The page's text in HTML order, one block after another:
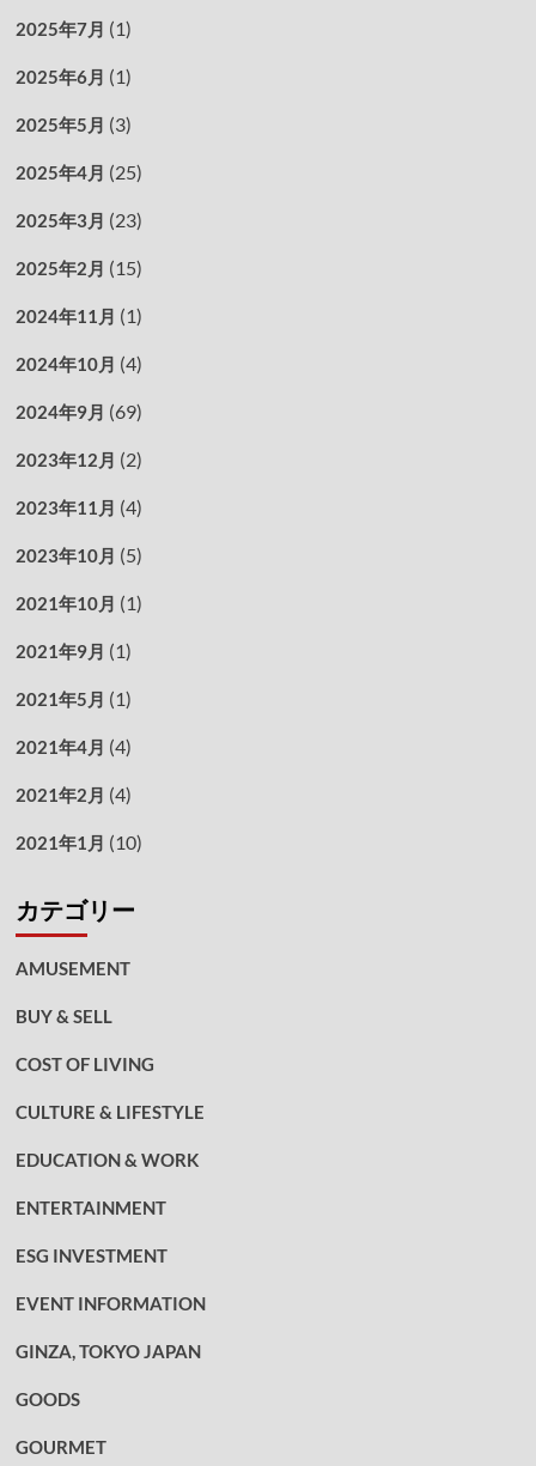
2025年7月 (1)
2025年6月 (1)
2025年5月 (3)
2025年4月 (25)
2025年3月 (23)
2025年2月 (15)
2024年11月 (1)
2024年10月 (4)
2024年9月 (69)
2023年12月 (2)
2023年11月 (4)
2023年10月 (5)
2021年10月 (1)
2021年9月 (1)
2021年5月 (1)
2021年4月 (4)
2021年2月 (4)
2021年1月 (10)
カテゴリー
AMUSEMENT
BUY & SELL
COST OF LIVING
CULTURE & LIFESTYLE
EDUCATION & WORK
ENTERTAINMENT
ESG INVESTMENT
EVENT INFORMATION
GINZA, TOKYO JAPAN
GOODS
GOURMET